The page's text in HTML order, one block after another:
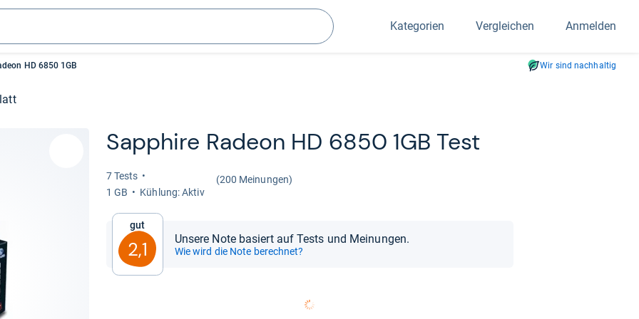
Suchen
Kategorien Vergleichen Anmelden
HD 6850 1GB Wir sind nachhaltig
Sap­phire Radeon HD 6850 1GB Test
7 Tests
(200 Meinungen)
1 GB
Küh­lung: Aktiv
Gut
2,1 Unsere Note basiert auf Tests und Meinungen.
Wie wird die Note berechnet?